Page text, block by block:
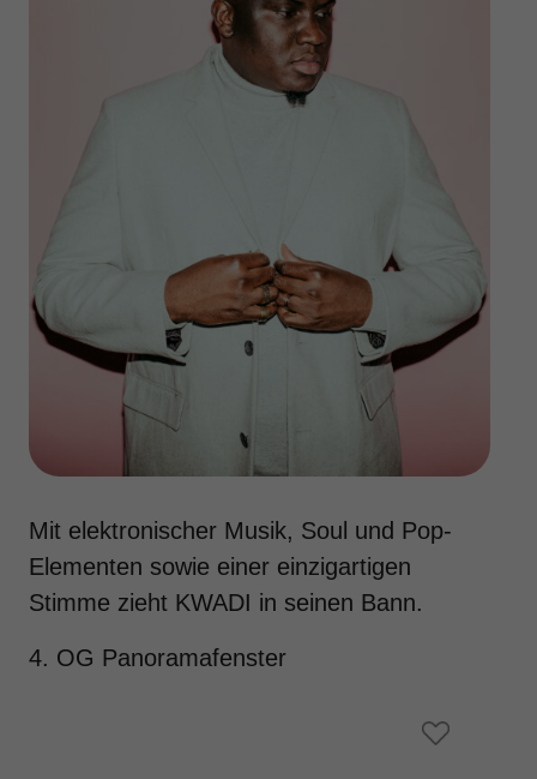
Mit elektronischer Musik, Soul und Pop-
Elementen sowie einer einzigartigen
Stimme zieht KWADI in seinen Bann.
4. OG Panoramafenster